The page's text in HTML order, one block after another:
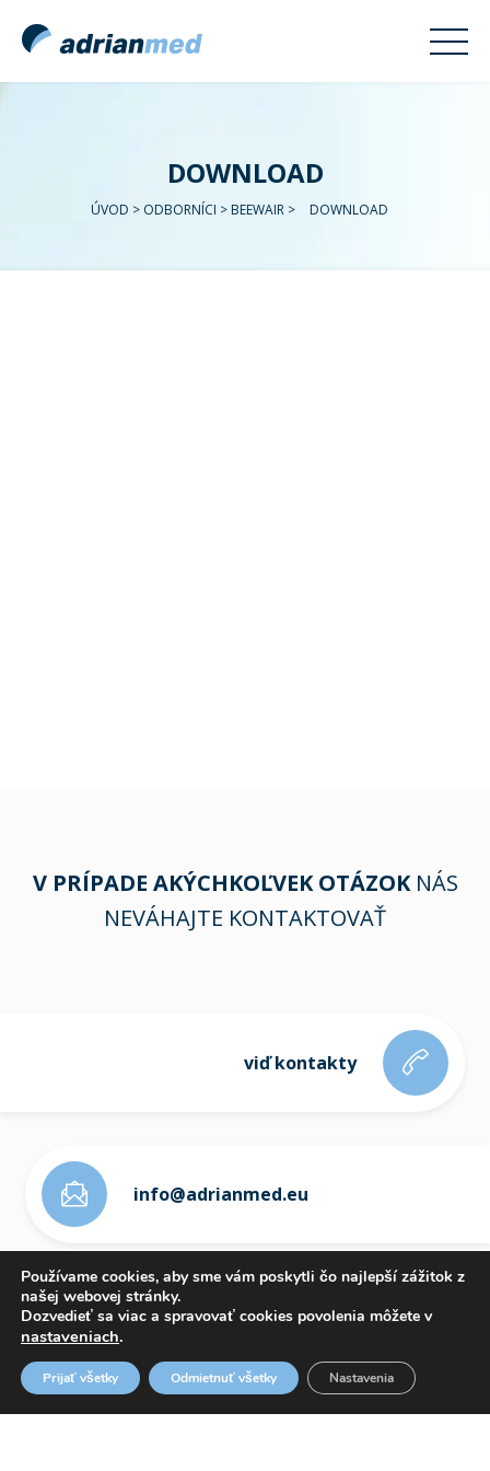
DOWNLOAD
ÚVOD > ODBORNÍCI > BEEWAIR > DOWNLOAD
V PRÍPADE AKÝCHKOĽVEK OTÁZOKNÁS
NEVÁHAJTE KONTAKTOVAŤ
viď kontakty
info@adrianmed.eu
OZNAMOVANIE PROTISPOLOČENSKEJ ČINNOSTI
Používame cookies, aby sme vám poskytli čo najlepší zážitok z
našej webovej stránky.
Dozvedieť sa viac a spravovať cookies povolenia môžete v
nastaveniach.
Prijať všetky Odmietnuť všetky Nastavenia